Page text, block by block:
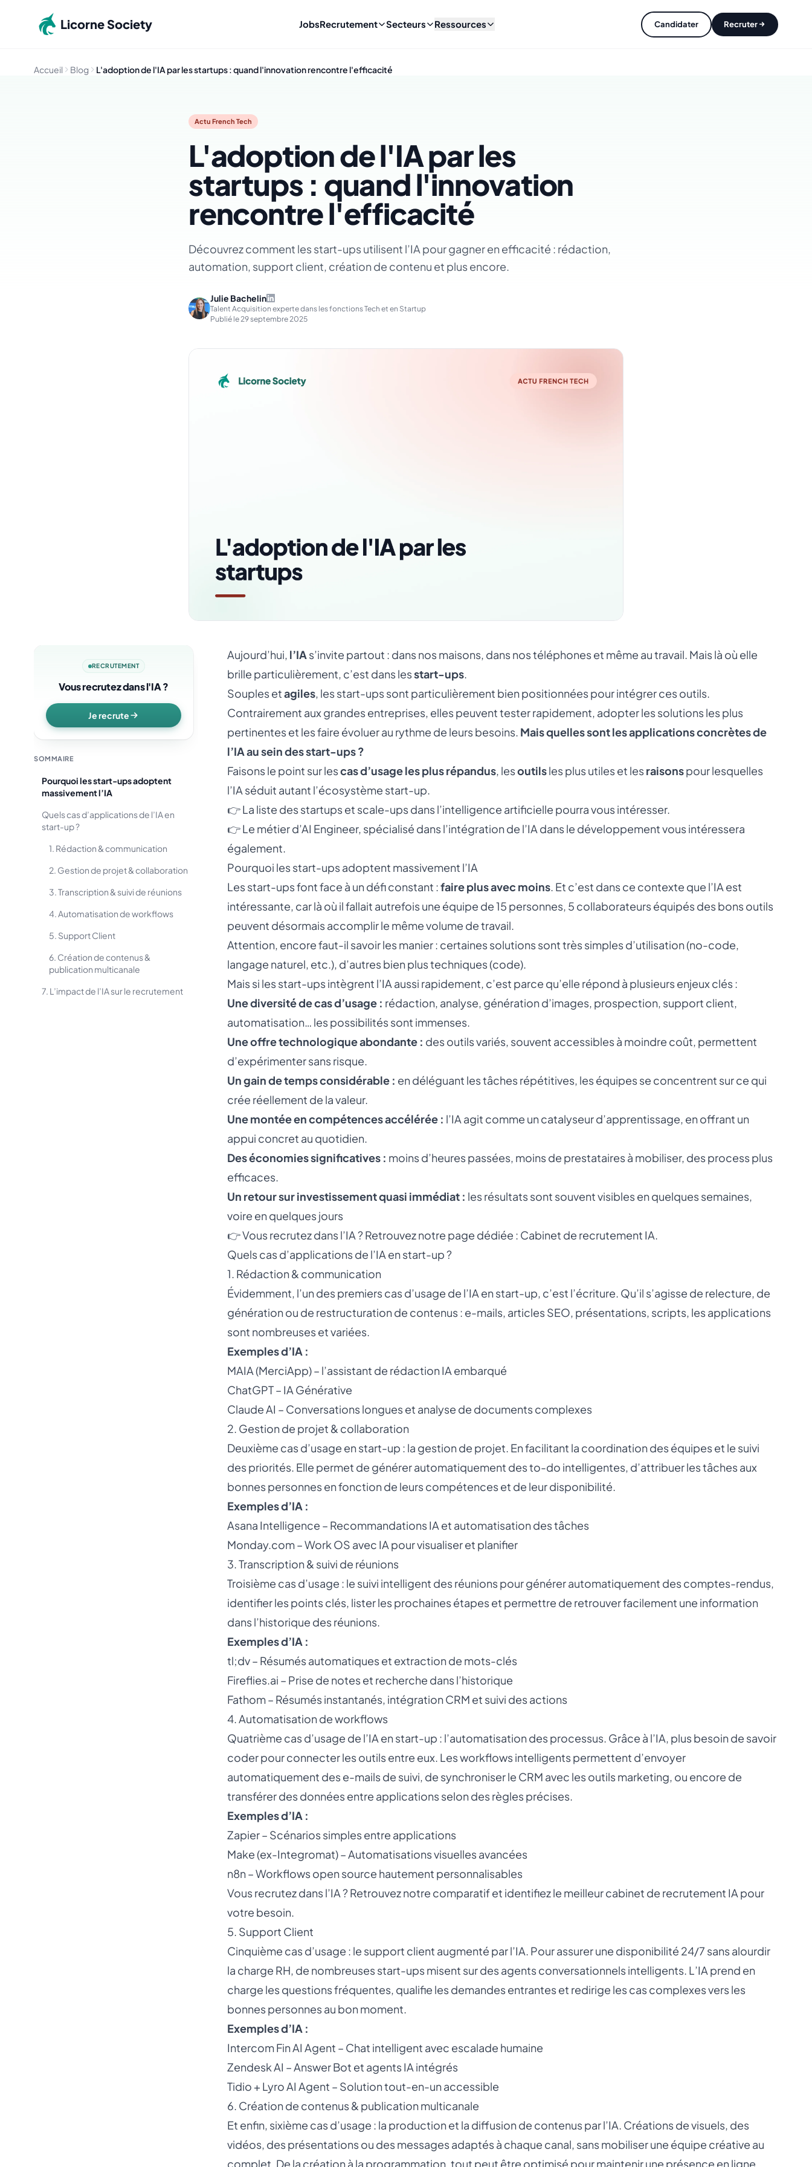
Licorne Society JobsRecrutement Secteurs Ressources Candidater Recruter
Accueil Blog L'adoption de l'IA par les startups : quand l'innovation rencontre l'efficacité
Actu French Tech
L'adoption de l'IA par les
startups : quand l'innovation
rencontre l'efficacité
Découvrez comment les start-ups utilisent l’IA pour gagner en efficacité : rédaction,
automation, support client, création de contenu et plus encore.
Julie Bachelin
Talent Acquisition experte dans les fonctions Tech et en Startup
Publié le29 septembre 2025
RECRUTEMENT
Vous recrutez dans l'IA ?
Je recrute
SOMMAIRE
Pourquoi les start-ups adoptent
massivement l’IA
Quels cas d’applications de l’IA en
start-up ?
1. Rédaction & communication
2. Gestion de projet & collaboration
3. Transcription & suivi de réunions
4. Automatisation de workflows
5. Support Client
6. Création de contenus &
publication multicanale
7. L’impact de l’IA sur le recrutement
Aujourd’hui, l’IA s’invite partout : dans nos maisons, dans nos téléphones et même au travail. Mais là où elle
brille particulièrement, c’est dans lesstart-ups.
Souples etagiles, les start-ups sont particulièrement bien positionnées pour intégrer ces outils.
Contrairement aux grandes entreprises, elles peuvent tester rapidement, adopter les solutions les plus
pertinentes et les faire évoluer au rythme de leurs besoins. Mais quelles sont les applications concrètes de
l’IA au sein des start-ups ?
Faisons le point sur lescas d’usage les plus répandus, lesoutilsles plus utiles et lesraisonspour lesquelles
l’IA séduit autant l’écosystème start-up.
👉 La liste des startups et scale-ups dans l’intelligence artificielle pourra vous intéresser.
👉 Le métier d’AI Engineer, spécialisé dans l’intégration de l’IA dans le développement vous intéressera
également.
Pourquoi les start-ups adoptent massivement l’IA
Les start-ups font face à un défi constant :faire plus avec moins. Et c’est dans ce contexte que l’IA est
intéressante, car là où il fallait autrefois une équipe de 15 personnes, 5 collaborateurs équipés des bons outils
peuvent désormais accomplir le même volume de travail.
Attention, encore faut-il savoir les manier : certaines solutions sont très simples d’utilisation (no-code,
langage naturel, etc.), d’autres bien plus techniques (code).
Mais si les start-ups intègrent l’IA aussi rapidement, c’est parce qu’elle répond à plusieurs enjeux clés :
Une diversité de cas d’usage : rédaction, analyse, génération d’images, prospection, support client,
automatisation… les possibilités sont immenses.
Une offre technologique abondante : des outils variés, souvent accessibles à moindre coût, permettent
d’expérimenter sans risque.
Un gain de temps considérable : en déléguant les tâches répétitives, les équipes se concentrent sur ce qui
crée réellement de la valeur.
Une montée en compétences accélérée : l’IA agit comme un catalyseur d’apprentissage, en offrant un
appui concret au quotidien.
Des économies significatives : moins d’heures passées, moins de prestataires à mobiliser, des process plus
efficaces.
Un retour sur investissement quasi immédiat : les résultats sont souvent visibles en quelques semaines,
voire en quelques jours
👉 Vous recrutez dans l’IA ? Retrouvez notre page dédiée : Cabinet de recrutement IA.
Quels cas d’applications de l’IA en start-up ?
1. Rédaction & communication
Évidemment, l’un des premiers cas d’usage de l’IA en start-up, c’est l’écriture. Qu’il s’agisse de relecture, de
génération ou de restructuration de contenus : e-mails, articles SEO, présentations, scripts, les applications
sont nombreuses et variées.
Exemples d’IA :
MAIA (MerciApp) – l’assistant de rédaction IA embarqué
ChatGPT – IA Générative
Claude AI – Conversations longues et analyse de documents complexes
2. Gestion de projet & collaboration
Deuxième cas d’usage en start-up : la gestion de projet. En facilitant la coordination des équipes et le suivi
des priorités. Elle permet de générer automatiquement des to-do intelligentes, d’attribuer les tâches aux
bonnes personnes en fonction de leurs compétences et de leur disponibilité.
Exemples d’IA :
Asana Intelligence – Recommandations IA et automatisation des tâches
Monday.com – Work OS avec IA pour visualiser et planifier
3. Transcription & suivi de réunions
Troisième cas d’usage : le suivi intelligent des réunions pour générer automatiquement des comptes-rendus,
identifier les points clés, lister les prochaines étapes et permettre de retrouver facilement une information
dans l’historique des réunions.
Exemples d’IA :
tl;dv – Résumés automatiques et extraction de mots-clés
Fireflies.ai – Prise de notes et recherche dans l’historique
Fathom – Résumés instantanés, intégration CRM et suivi des actions
4. Automatisation de workflows
Quatrième cas d’usage de l’IA en start-up : l’automatisation des processus. Grâce à l’IA, plus besoin de savoir
coder pour connecter les outils entre eux. Les workflows intelligents permettent d’envoyer
automatiquement des e-mails de suivi, de synchroniser le CRM avec les outils marketing, ou encore de
transférer des données entre applications selon des règles précises.
Exemples d’IA :
Zapier – Scénarios simples entre applications
Make (ex-Integromat) – Automatisations visuelles avancées
n8n – Workflows open source hautement personnalisables
Vous recrutez dans l’IA ? Retrouvez notre comparatif et identifiez le meilleur cabinet de recrutement IA pour
votre besoin.
5. Support Client
Cinquième cas d’usage : le support client augmenté par l’IA. Pour assurer une disponibilité 24/7 sans alourdir
la charge RH, de nombreuses start-ups misent sur des agents conversationnels intelligents. L’IA prend en
charge les questions fréquentes, qualifie les demandes entrantes et redirige les cas complexes vers les
bonnes personnes au bon moment.
Exemples d’IA :
Intercom Fin AI Agent – Chat intelligent avec escalade humaine
Zendesk AI – Answer Bot et agents IA intégrés
Tidio + Lyro AI Agent – Solution tout-en-un accessible
6. Création de contenus & publication multicanale
Et enfin, sixième cas d’usage : la production et la diffusion de contenus par l’IA. Créations de visuels, des
vidéos, des présentations ou des messages adaptés à chaque canal, sans mobiliser une équipe créative au
complet. De la création à la programmation, tout peut être optimisé pour maintenir une présence en ligne